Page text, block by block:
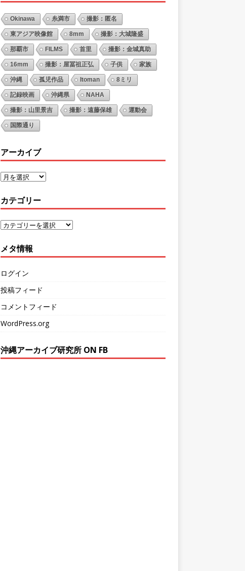
Okinawa 糸満市 撮影：匿名
東アジア映像館 8mm 撮影：大城隆盛
那覇市 FILMS 首里 撮影：金城真助
16mm 撮影：屋冨祖正弘 子供 家族
沖縄 孤児作品 Itoman 8ミリ
記録映画 沖縄県 NAHA
撮影：山里景吉 撮影：遠藤保雄 運動会
国際通り
アーカイブ
カテゴリー
メタ情報
ログイン
投稿フィード
コメントフィード
WordPress.org
沖縄アーカイブ研究所 ON FB